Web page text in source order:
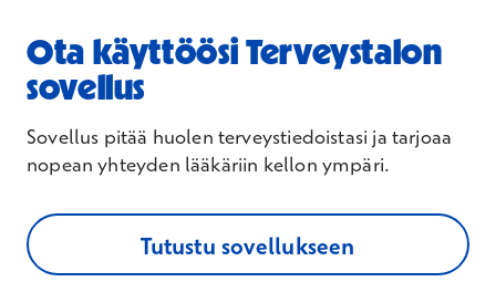
Ota käyttöösi Terveystalon
sovellus
Sovellus pitää huolen terveystiedoistasi ja tarjoaa
nopean yhteyden lääkäriin kellon ympäri.
Tutustu sovellukseen